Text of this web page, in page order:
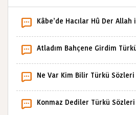
Kâbe’de Hacılar Hû Der
Atladım Bahçene Girdim
Ne Var Kim Bilir Türkü Sözleri
Konmaz Dediler Türkü Sözleri